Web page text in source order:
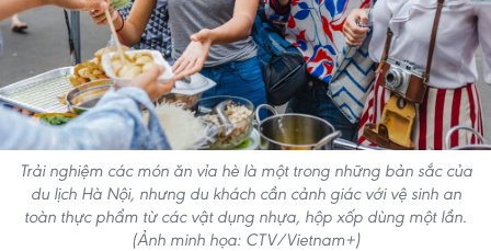
Trải nghiệm các món ăn vỉa hè là một trong những bản sắc của
du lịch Hà Nội, nhưng du khách cần cảnh giác với vệ sinh an
toàn thực phẩm từ các vật dụng nhựa, hộp xốp dùng một lần.
(Ảnh minh họa: CTV/Vietnam+)